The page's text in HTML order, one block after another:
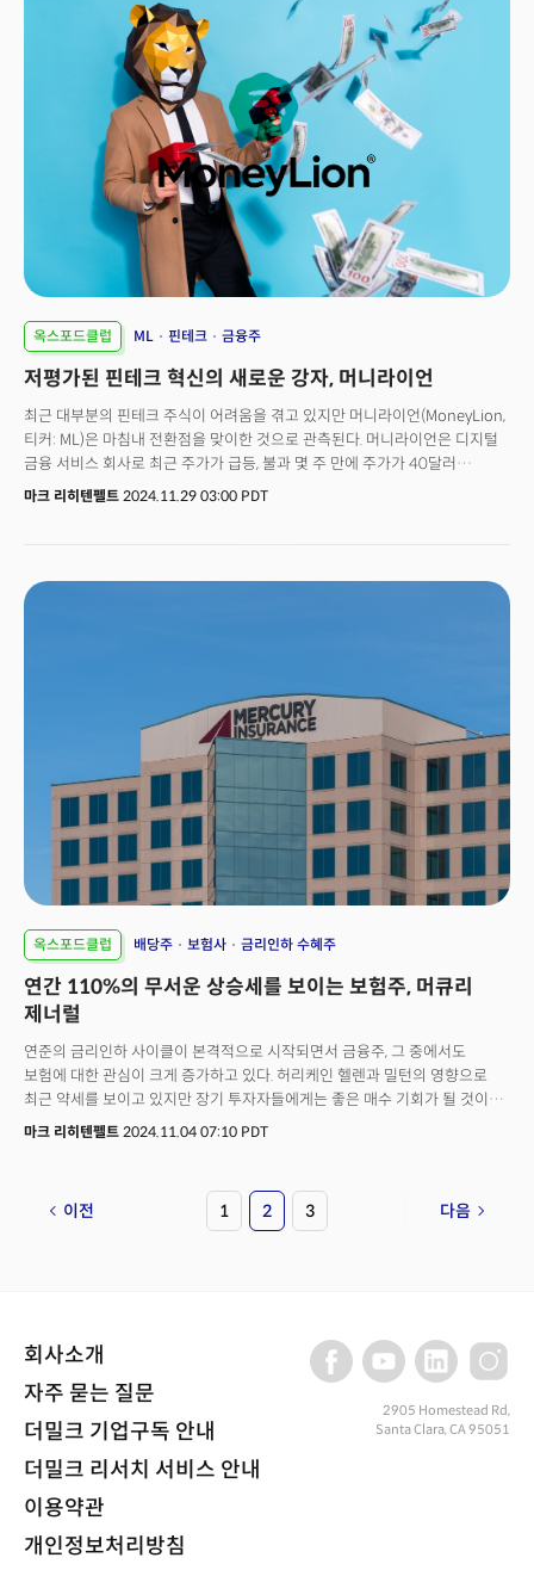
옥스포드클럽 ML 핀테크 금융주
저평가된 핀테크 혁신의 새로운 강자, 머니라이언
최근 대부분의 핀테크 주식이 어려움을 겪고 있지만 머니라이언(MoneyLion,
티커: ML)은 마침내 전환점을 맞이한 것으로 관측된다. 머니라이언은 디지털
금융 서비스 회사로 최근 주가가 급등, 불과 몇 주 만에 주가가 40달러
미만에서 75달러 이상으로 상승했다.
마크 리히텐펠트 2024.11.29 03:00 PDT
옥스포드클럽 배당주 보험사 금리인하 수혜주
연간 110%의 무서운 상승세를 보이는 보험주, 머큐리
제너럴
연준의 금리인하 사이클이 본격적으로 시작되면서 금융주, 그 중에서도
보험에 대한 관심이 크게 증가하고 있다. 허리케인 헬렌과 밀턴의 영향으로
최근 약세를 보이고 있지만 장기 투자자들에게는 좋은 매수 기회가 될 것이란
분석이다. 연준의 금리인하가 시작되면 가장 큰 수혜를 받는 산업으로 금융주,
재투자하는데 금리가 인하되기 시작하면 채권의 가격이 상승하기 시작한다.
보험사의 자산 포트폴리오에 채권 가격이 상승하면 수익성에 긍정적인 영향을
다르게 방어주로 인식된다.3. 금리인하로 대출 금리가 낮아지면 소비자들이
여유 자금을 활용해 다양한 보험 상품에 가입할 여지가 커지기 때문에 보험
수요는 더 증가한다.
마크 리히텐펠트 2024.11.04 07:10 PDT
이전 1 2 3 다음
회사소개
자주 묻는 질문
더밀크 기업구독 안내
더밀크 리서치 서비스 안내
이용약관
개인정보처리방침
2905 Homestead Rd,
Santa Clara, CA 95051